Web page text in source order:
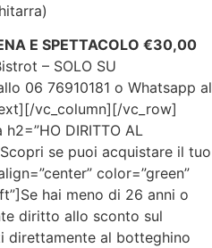
E SPETTACOLO €30,00
– SOLO SU
06 76910181 o Whatsapp al
vc_column][/vc_row]
DIRITTO AL
se puoi acquistare il tuo
color=”green”
hai meno di 26 anni o
diritto allo sconto sul
direttamente al botteghino